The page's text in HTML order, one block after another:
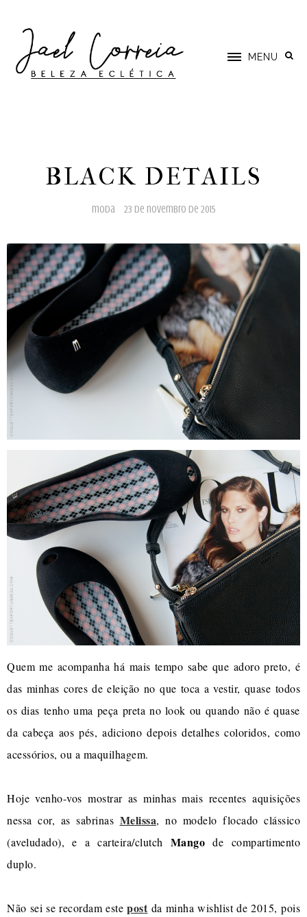
MENU
BLACK DETAILS
moda 23 de novembro de 2015
Quem me acompanha há mais tempo sabe que adoro preto, é
das minhas cores de eleição no que toca a vestir, quase todos
os dias tenho uma peça preta no look ou quando não é quase
da cabeça aos pés, adiciono depois detalhes coloridos, como
acessórios, ou a maquilhagem.
Hoje venho-vos mostrar as minhas mais recentes aquisições
nessa cor, as sabrinas Melissa, no modelo flocado clássico
(aveludado), e a carteira/clutch Mango de compartimento
duplo.
Não sei se recordam estepost da minha wishlist de 2015, pois